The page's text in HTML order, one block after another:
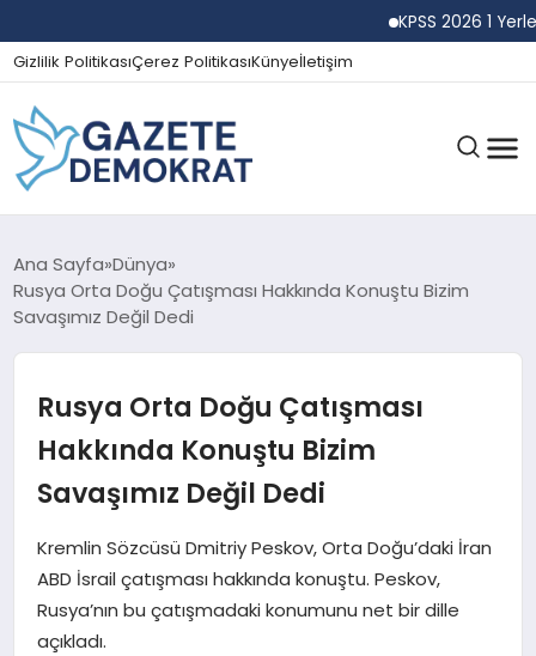
KPSS 2026 1
Gizlilik PolitikasıÇerez PolitikasıKünyeİletişim
GÜNDEM
EKONOMI
SPOR
SAĞLIK
Ana Sayfa Dünya
Rusya Orta Doğu Çatışması Hakkında Konuştu Bizim
Savaşımız Değil Dedi
Rusya Orta Doğu Çatışması
Hakkında Konuştu Bizim
Savaşımız Değil Dedi
Kremlin Sözcüsü Dmitriy Peskov, Orta Doğu’daki İran
ABD İsrail çatışması hakkında konuştu. Peskov,
Rusya’nın bu çatışmadaki konumunu net bir dille
açıkladı.